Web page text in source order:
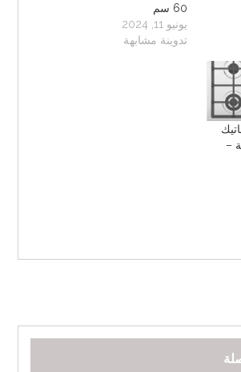
60 سم
يونيو 11, 2024
تدوينة مشابهة
–